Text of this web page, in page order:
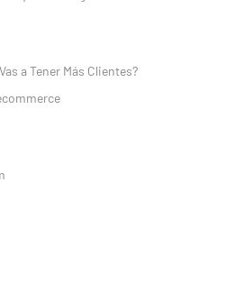
a Tener Más Clientes?